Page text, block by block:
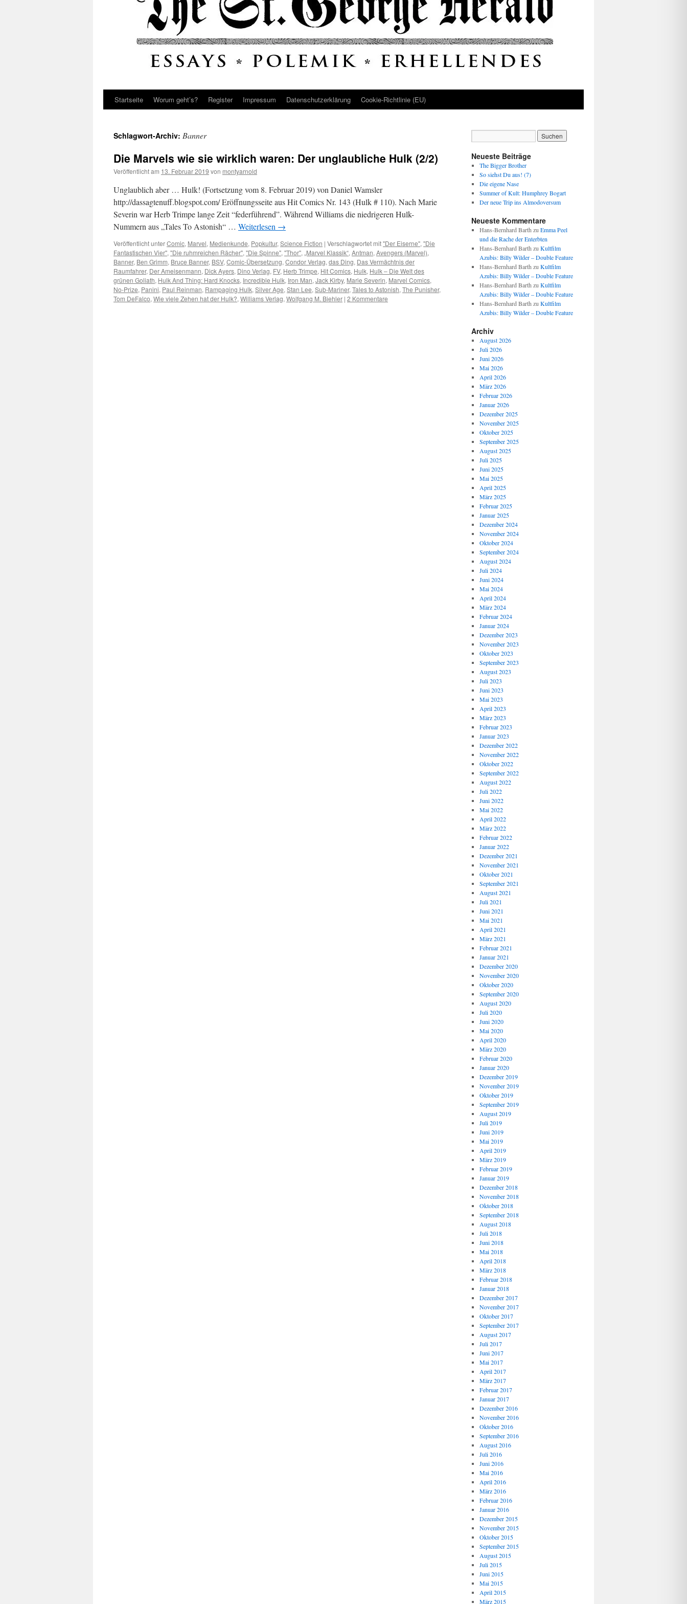
Startseite Worum geht’s? Register Impressum Datenschutz­erklärung Cookie-Richtlinie (EU)
Schlagwort-Archiv: Banner
Die Marvels wie sie wirklich waren: Der unglaubliche Hulk (2/2)
Veröffentlicht am 13. Februar 2019 von montyarnold
Unglaublich aber … Hulk! (Fortsetzung vom 8. Februar 2019) von Daniel Wamsler
http://dassagtenuff.blogspot.com/ Eröffnungsseite aus Hit Comics Nr. 143 (Hulk # 110). Nach Marie
Severin war Herb Trimpe lange Zeit “federführend”. Während Williams die niedrigeren Hulk-
Nummern aus „Tales To Astonish“ … Weiterlesen →
Veröffentlicht unterComic, Marvel, Medienkunde, Popkultur, Science Fiction | Verschlagwortet mit"Der Eiserne", "Die
Fantastischen Vier", "Die ruhmreichen Rächer", "Die Spinne", "Thor", „Marvel Klassik“, Antman, Avengers (Marvel),
Banner, Ben Grimm, Bruce Banner, BSV, Comic-Übersetzung, Condor Verlag, das Ding, Das Vermächtnis der
Raumfahrer, Der Ameisenmann, Dick Ayers, Dino Verlag, FV, Herb Trimpe, Hit Comics, Hulk, Hulk – Die Welt des
grünen Goliath, Hulk And Thing: Hard Knocks, Incredible Hulk, Iron Man, Jack Kirby, Marie Severin, Marvel Comics,
No-Prize, Panini, Paul Reinman, Rampaging Hulk, Silver Age, Stan Lee, Sub-Mariner, Tales to Astonish, The Punisher,
Tom DeFalco, Wie viele Zehen hat der Hulk?, Williams Verlag, Wolfgang M. Biehler | 2 Kommentare
Neueste Beiträge
The Bigger Brother
So siehst Du aus! (7)
Die eigene Nase
Summer of Kult: Humphrey Bogart
Der neue Trip ins Almodoversum
Neueste Kommentare
Hans-Bernhard Barth zu Emma Peel
und die Rache der Enterbten
Hans-Bernhard Barth zu Kultfilm
Azubis: Billy Wilder – Double Feature
Hans-Bernhard Barth zu Kultfilm
Azubis: Billy Wilder – Double Feature
Hans-Bernhard Barth zu Kultfilm
Azubis: Billy Wilder – Double Feature
Hans-Bernhard Barth zu Kultfilm
Azubis: Billy Wilder – Double Feature
Archiv
August 2026
Juli 2026
Juni 2026
Mai 2026
April 2026
März 2026
Februar 2026
Januar 2026
Dezember 2025
November 2025
Oktober 2025
September 2025
August 2025
Juli 2025
Juni 2025
Mai 2025
April 2025
März 2025
Februar 2025
Januar 2025
Dezember 2024
November 2024
Oktober 2024
September 2024
August 2024
Juli 2024
Juni 2024
Mai 2024
April 2024
März 2024
Februar 2024
Januar 2024
Dezember 2023
November 2023
Oktober 2023
September 2023
August 2023
Juli 2023
Juni 2023
Mai 2023
April 2023
März 2023
Februar 2023
Januar 2023
Dezember 2022
November 2022
Oktober 2022
September 2022
August 2022
Juli 2022
Juni 2022
Mai 2022
April 2022
März 2022
Februar 2022
Januar 2022
Dezember 2021
November 2021
Oktober 2021
September 2021
August 2021
Juli 2021
Juni 2021
Mai 2021
April 2021
März 2021
Februar 2021
Januar 2021
Dezember 2020
November 2020
Oktober 2020
September 2020
August 2020
Juli 2020
Juni 2020
Mai 2020
April 2020
März 2020
Februar 2020
Januar 2020
Dezember 2019
November 2019
Oktober 2019
September 2019
August 2019
Juli 2019
Juni 2019
Mai 2019
April 2019
März 2019
Februar 2019
Januar 2019
Dezember 2018
November 2018
Oktober 2018
September 2018
August 2018
Juli 2018
Juni 2018
Mai 2018
April 2018
März 2018
Februar 2018
Januar 2018
Dezember 2017
November 2017
Oktober 2017
September 2017
August 2017
Juli 2017
Juni 2017
Mai 2017
April 2017
März 2017
Februar 2017
Januar 2017
Dezember 2016
November 2016
Oktober 2016
September 2016
August 2016
Juli 2016
Juni 2016
Mai 2016
April 2016
März 2016
Februar 2016
Januar 2016
Dezember 2015
November 2015
Oktober 2015
September 2015
August 2015
Juli 2015
Juni 2015
Mai 2015
April 2015
März 2015